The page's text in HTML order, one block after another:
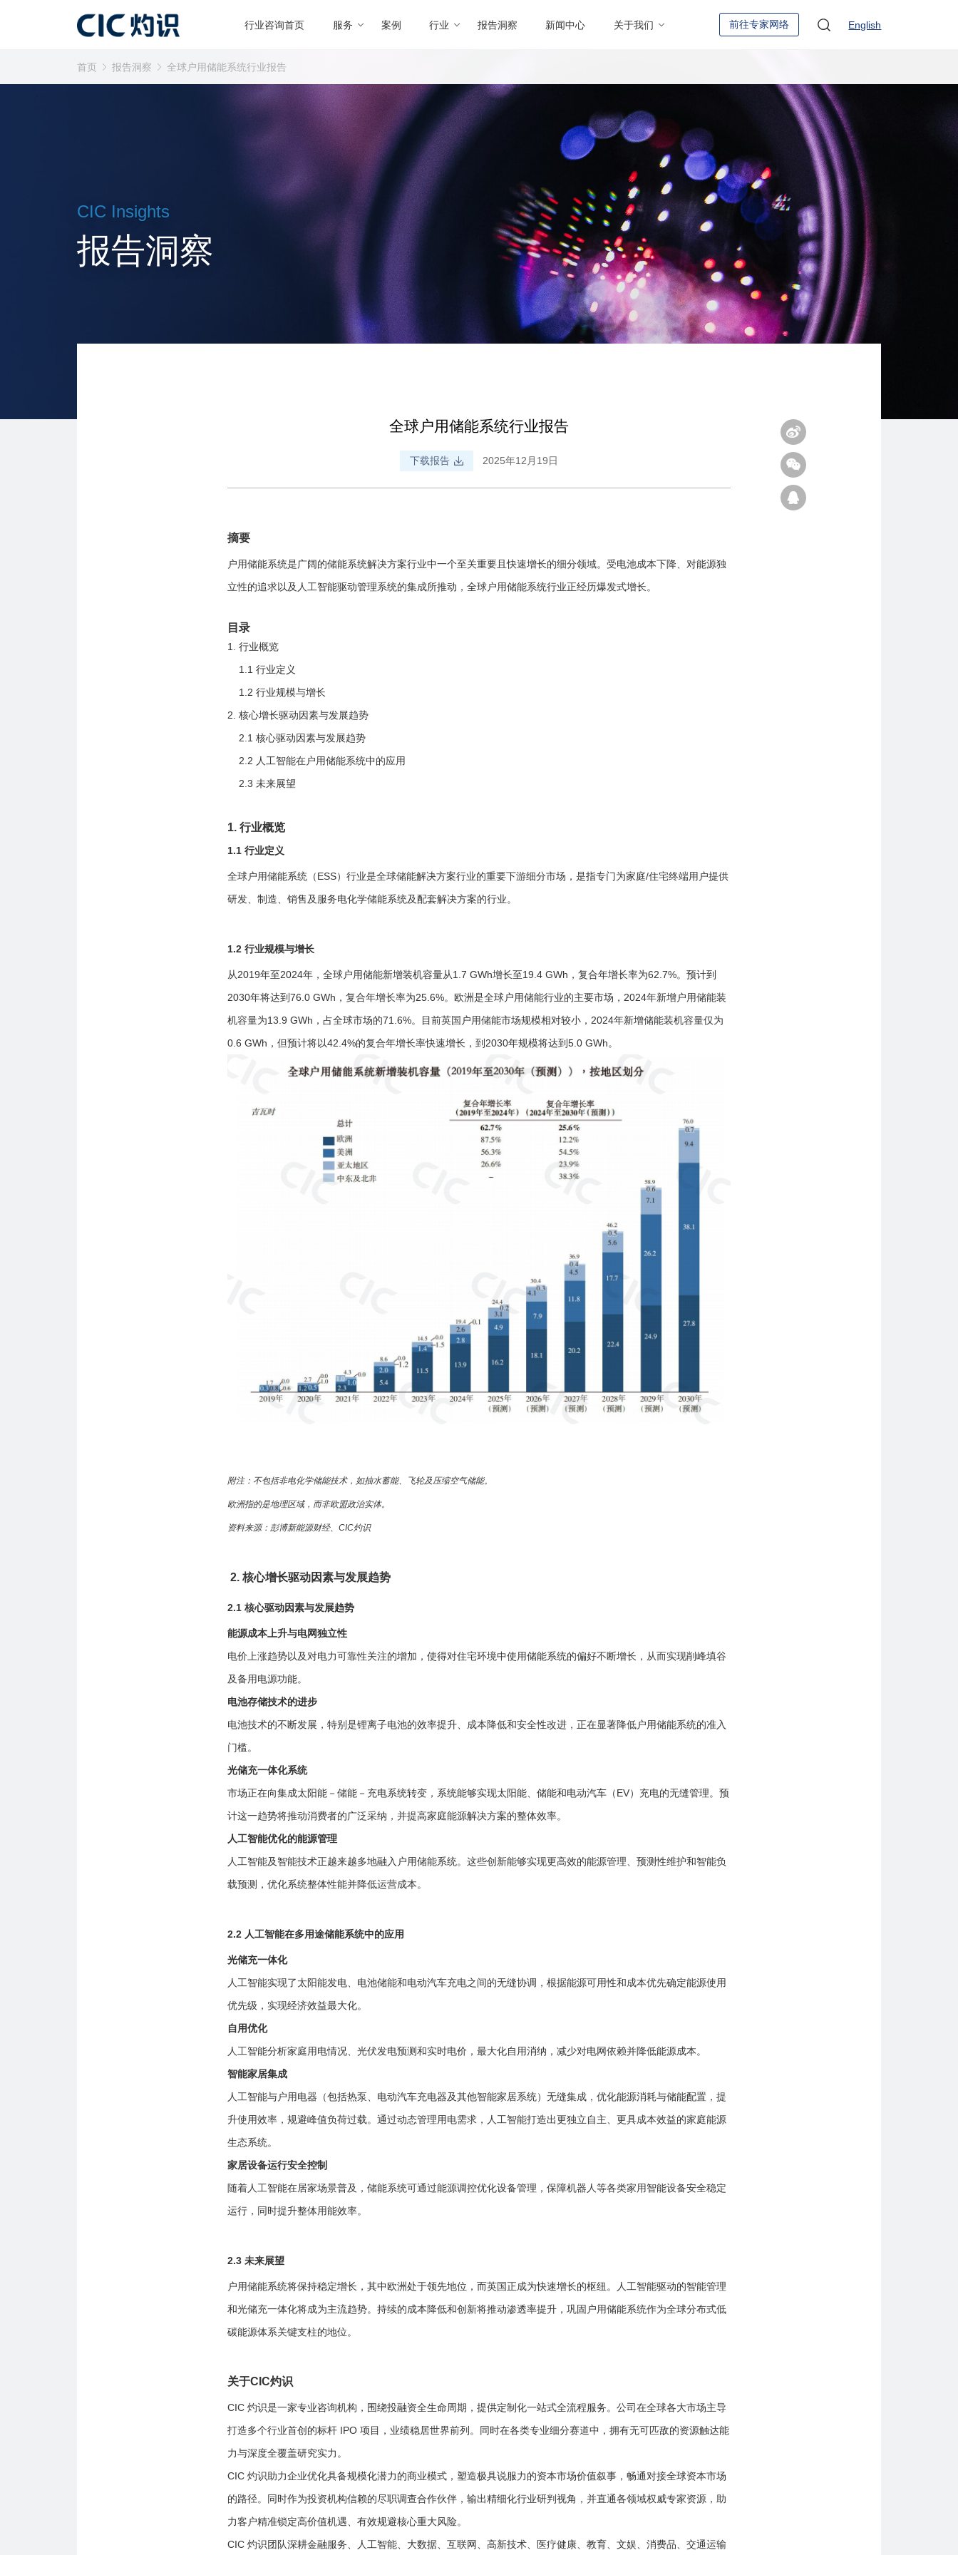
行业咨询首页 服务 案例 行业 报告洞察 新闻中心 关于我们 前往专家网络 English
CIC Insights
报告洞察
首页 报告洞察 全球户用储能系统行业报告
全球户用储能系统行业报告
下载报告 2025年12月19日
摘要
户用储能系统是广阔的储能系统解决方案行业中一个至关重要且快速增长的细分领域。受电池成本下降、对能源独
立性的追求以及人工智能驱动管理系统的集成所推动，全球户用储能系统行业正经历爆发式增长。
目录
1. 行业概览
1.1 行业定义
1.2 行业规模与增长
2. 核心增长驱动因素与发展趋势
2.1 核心驱动因素与发展趋势
2.2 人工智能在户用储能系统中的应用
2.3 未来展望
1. 行业概览
1.1 行业定义
全球户用储能系统（ESS）行业是全球储能解决方案行业的重要下游细分市场，是指专门为家庭/住宅终端用户提供
研发、制造、销售及服务电化学储能系统及配套解决方案的行业。
1.2 行业规模与增长
从2019年至2024年，全球户用储能新增装机容量从1.7 GWh增长至19.4 GWh，复合年增长率为62.7%。预计到
2030年将达到76.0 GWh，复合年增长率为25.6%。欧洲是全球户用储能行业的主要市场，2024年新增户用储能装
机容量为13.9 GWh，占全球市场的71.6%。目前英国户用储能市场规模相对较小，2024年新增储能装机容量仅为
0.6 GWh，但预计将以42.4%的复合年增长率快速增长，到2030年规模将达到5.0 GWh。
附注：不包括非电化学储能技术，如抽水蓄能、飞轮及压缩空气储能。
欧洲指的是地理区域，而非欧盟政治实体。
资料来源：彭博新能源财经、CIC灼识
2. 核心增长驱动因素与发展趋势
2.1 核心驱动因素与发展趋势
能源成本上升与电网独立性
电价上涨趋势以及对电力可靠性关注的增加，使得对住宅环境中使用储能系统的偏好不断增长，从而实现削峰填谷
及备用电源功能。
电池存储技术的进步
电池技术的不断发展，特别是锂离子电池的效率提升、成本降低和安全性改进，正在显著降低户用储能系统的准入
门槛。
光储充一体化系统
市场正在向集成太阳能－储能－充电系统转变，系统能够实现太阳能、储能和电动汽车（EV）充电的无缝管理。预
计这一趋势将推动消费者的广泛采纳，并提高家庭能源解决方案的整体效率。
人工智能优化的能源管理
人工智能及智能技术正越来越多地融入户用储能系统。这些创新能够实现更高效的能源管理、预测性维护和智能负
载预测，优化系统整体性能并降低运营成本。
2.2 人工智能在多用途储能系统中的应用
光储充一体化
人工智能实现了太阳能发电、电池储能和电动汽车充电之间的无缝协调，根据能源可用性和成本优先确定能源使用
优先级，实现经济效益最大化。
自用优化
人工智能分析家庭用电情况、光伏发电预测和实时电价，最大化自用消纳，减少对电网依赖并降低能源成本。
智能家居集成
人工智能与户用电器（包括热泵、电动汽车充电器及其他智能家居系统）无缝集成，优化能源消耗与储能配置，提
升使用效率，规避峰值负荷过载。通过动态管理用电需求，人工智能打造出更独立自主、更具成本效益的家庭能源
生态系统。
家居设备运行安全控制
随着人工智能在居家场景普及，储能系统可通过能源调控优化设备管理，保障机器人等各类家用智能设备安全稳定
运行，同时提升整体用能效率。
2.3 未来展望
户用储能系统将保持稳定增长，其中欧洲处于领先地位，而英国正成为快速增长的枢纽。人工智能驱动的智能管理
和光储充一体化将成为主流趋势。持续的成本降低和创新将推动渗透率提升，巩固户用储能系统作为全球分布式低
碳能源体系关键支柱的地位。
关于CIC灼识
CIC 灼识是一家专业咨询机构，围绕投融资全生命周期，提供定制化一站式全流程服务。公司在全球各大市场主导
打造多个行业首创的标杆 IPO 项目，业绩稳居世界前列。同时在各类专业细分赛道中，拥有无可匹敌的资源触达能
力与深度全覆盖研究实力。
CIC 灼识助力企业优化具备规模化潜力的商业模式，塑造极具说服力的资本市场价值叙事，畅通对接全球资本市场
的路径。同时作为投资机构信赖的尽职调查合作伙伴，输出精细化行业研判视角，并直通各领域权威专家资源，助
力客户精准锁定高价值机遇、有效规避核心重大风险。
CIC 灼识团队深耕金融服务、人工智能、大数据、互联网、高新技术、医疗健康、教育、文娱、消费品、交通运输